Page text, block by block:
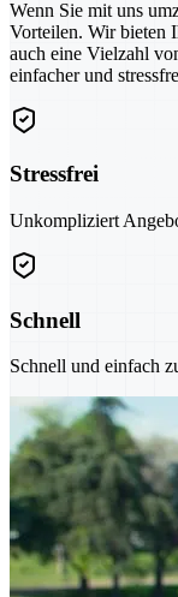
Wenn Sie mit uns
Vorteilen. Wir bieten
auch eine Vielzahl
einfacher und
Stressfrei
Unkompliziert
Schnell
Schnell und einfach